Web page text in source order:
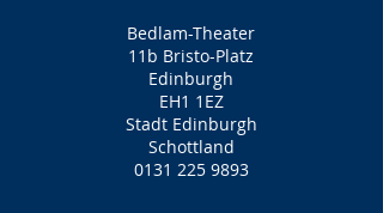
Bedlam-Theater
11b Bristo-Platz
Edinburgh
EH1 1EZ
Stadt Edinburgh
Schottland
0131 225 9893